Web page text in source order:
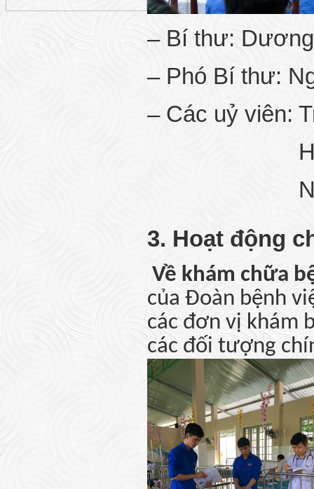
– Bí thư:
– Phó Bí thư:
– Các uỷ viên:
Hoàng
Nguyễn
3. Hoạt động
Về khám chữa
của Đoàn bệnh
các đơn vị khám
các đối tượng